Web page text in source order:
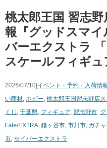
桃太郎王国 習志
報『グッドスマ
バーエクストラ
スケールフィギュ
2026/07/10| イベント・予約・入荷情
い商材, ホビー, 桃太郎王国習志野店
くじ , 千葉県, フィギュア, 習志野市,
Fate/EXTRA, 鎌ヶ谷市, 市川市, ガチ
市, セイバーエクストラ